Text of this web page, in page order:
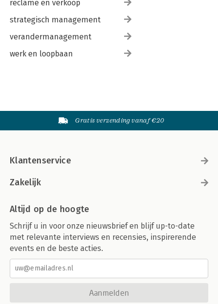
reclame en verkoop
strategisch management
verandermanagement
werk en loopbaan
Gratis verzending vanaf €20
Klantenservice
Zakelijk
Altijd op de hoogte
Schrijf u in voor onze nieuwsbrief en blijf up-to-date
met relevante interviews en recensies, inspirerende
events en de beste acties.
Aanmelden